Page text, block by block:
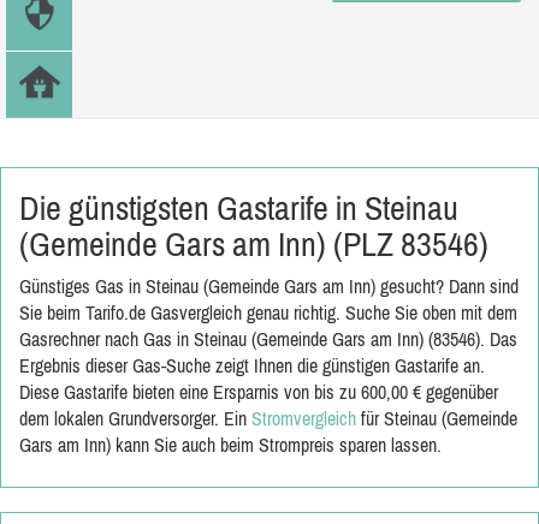
Die günstigsten Gastarife in Steinau
(Gemeinde Gars am Inn) (PLZ 83546)
Günstiges Gas in Steinau (Gemeinde Gars am Inn) gesucht? Dann sind
Sie beim Tarifo.de Gasvergleich genau richtig. Suche Sie oben mit dem
Gasrechner nach Gas in Steinau (Gemeinde Gars am Inn) (83546). Das
Ergebnis dieser Gas-Suche zeigt Ihnen die günstigen Gastarife an.
Diese Gastarife bieten eine Ersparnis von bis zu 600,00 € gegenüber
dem lokalen Grundversorger. Ein Stromvergleich für Steinau (Gemeinde
Gars am Inn) kann Sie auch beim Strompreis sparen lassen.